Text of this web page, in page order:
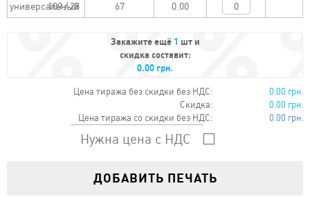
универсальный
109 / 28 0.00
Закажите ещё 1 шт и
скидка составит:
0.00 грн.
Цена тиража без скидки без НДС:
0.00 грн.
Скидка:
0.00 грн.
Цена тиража со скидки без НДС:
0.00 грн.
Нужна цена с НДС
ДОБАВИТЬ ПЕЧАТЬ